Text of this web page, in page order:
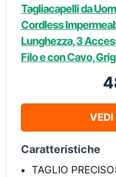
Tagliacapelli da
Cordless
Lunghezza, 3
Filo e con Cavo,
Caratteristiche
TAGLIO